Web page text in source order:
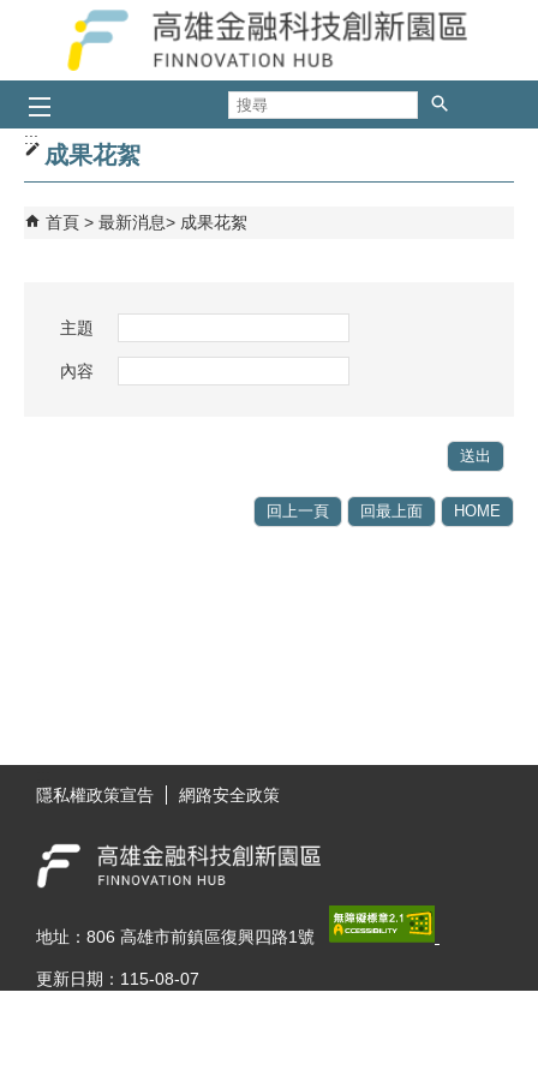
跳到主要內容區塊
:::
成果花絮
首頁 最新消息 成果花絮
主題
內容
回上一頁 回最上面 HOME
隱私權政策宣告
網路安全政策
地址：806 高雄市前鎮區復興四路1號
更新日期： 115-08-07